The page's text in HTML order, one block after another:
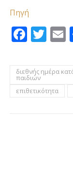
Πηγή
διεθνής ημέρα
παιδιών
επιθετικότητα